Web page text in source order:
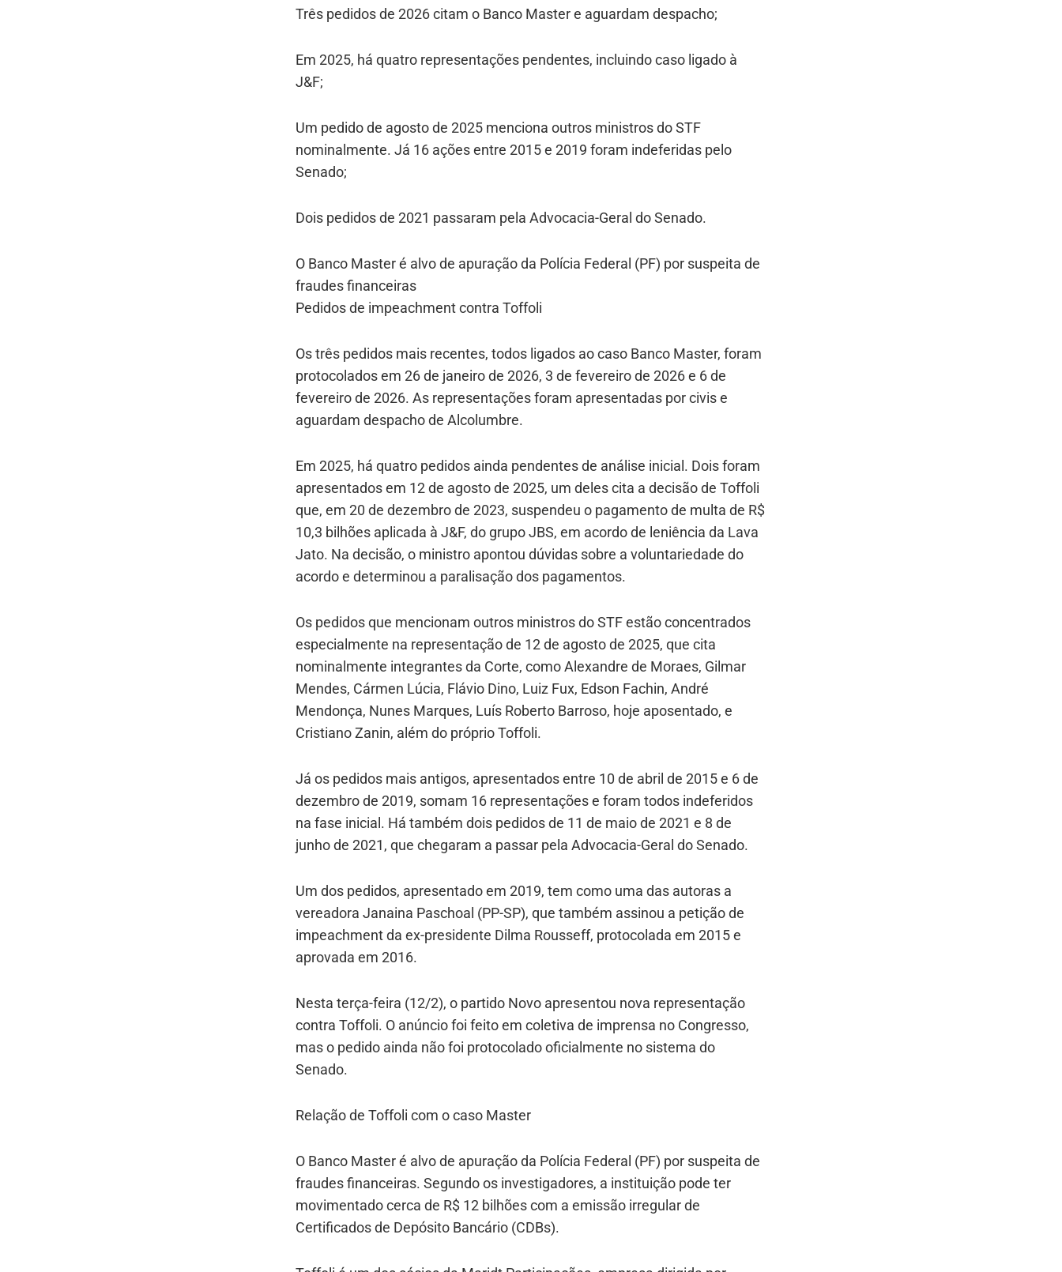
Três pedidos de 2026 citam o Banco Master e aguardam despacho;
Em 2025, há quatro representações pendentes, incluindo caso ligado à
J&F;
Um pedido de agosto de 2025 menciona outros ministros do STF
nominalmente. Já 16 ações entre 2015 e 2019 foram indeferidas pelo
Senado;
Dois pedidos de 2021 passaram pela Advocacia-Geral do Senado.
O Banco Master é alvo de apuração da Polícia Federal (PF) por suspeita de
fraudes financeiras
Pedidos de impeachment contra Toffoli
Os três pedidos mais recentes, todos ligados ao caso Banco Master, foram
protocolados em 26 de janeiro de 2026, 3 de fevereiro de 2026 e 6 de
fevereiro de 2026. As representações foram apresentadas por civis e
aguardam despacho de Alcolumbre.
Em 2025, há quatro pedidos ainda pendentes de análise inicial. Dois foram
apresentados em 12 de agosto de 2025, um deles cita a decisão de Toffoli
que, em 20 de dezembro de 2023, suspendeu o pagamento de multa de R$
10,3 bilhões aplicada à J&F, do grupo JBS, em acordo de leniência da Lava
Jato. Na decisão, o ministro apontou dúvidas sobre a voluntariedade do
acordo e determinou a paralisação dos pagamentos.
Os pedidos que mencionam outros ministros do STF estão concentrados
especialmente na representação de 12 de agosto de 2025, que cita
nominalmente integrantes da Corte, como Alexandre de Moraes, Gilmar
Mendes, Cármen Lúcia, Flávio Dino, Luiz Fux, Edson Fachin, André
Mendonça, Nunes Marques, Luís Roberto Barroso, hoje aposentado, e
Cristiano Zanin, além do próprio Toffoli.
Já os pedidos mais antigos, apresentados entre 10 de abril de 2015 e 6 de
dezembro de 2019, somam 16 representações e foram todos indeferidos
na fase inicial. Há também dois pedidos de 11 de maio de 2021 e 8 de
junho de 2021, que chegaram a passar pela Advocacia-Geral do Senado.
Um dos pedidos, apresentado em 2019, tem como uma das autoras a
vereadora Janaina Paschoal (PP-SP), que também assinou a petição de
impeachment da ex-presidente Dilma Rousseff, protocolada em 2015 e
aprovada em 2016.
Nesta terça-feira (12/2), o partido Novo apresentou nova representação
contra Toffoli. O anúncio foi feito em coletiva de imprensa no Congresso,
mas o pedido ainda não foi protocolado oficialmente no sistema do
Senado.
Relação de Toffoli com o caso Master
O Banco Master é alvo de apuração da Polícia Federal (PF) por suspeita de
fraudes financeiras. Segundo os investigadores, a instituição pode ter
movimentado cerca de R$ 12 bilhões com a emissão irregular de
Certificados de Depósito Bancário (CDBs).